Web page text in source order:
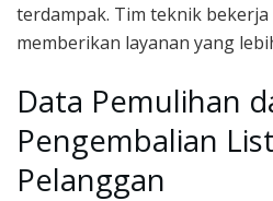
terdampak. Tim teknik
memberikan layanan yang
Data Pemulihan
Pengembalian
Pelanggan